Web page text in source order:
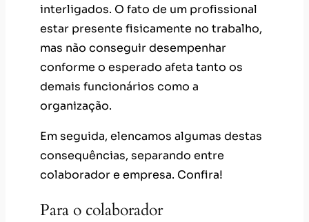
interligados. O fato de um profissional
estar presente fisicamente no trabalho,
mas não conseguir desempenhar
conforme o esperado afeta tanto os
demais funcionários como a
organização.
Em seguida, elencamos algumas destas
consequências, separando entre
colaborador e empresa. Confira!
Para o colaborador